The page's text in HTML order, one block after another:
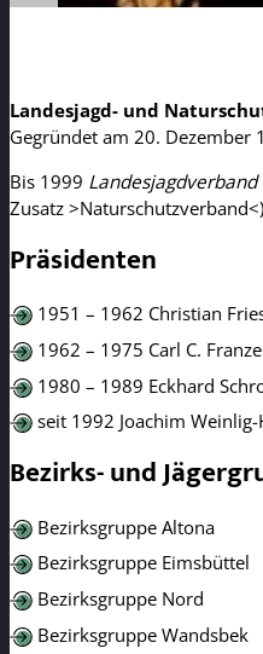
Landesjagd- und
Gegründet am 20. Dezember
Bis 1999
Zusatz >Naturschutzverband<)
Präsidenten
1951 – 1962 Christian
1962 – 1975 Carl C.
1980 – 1989 Eckhard
seit 1992 Joachim Weinlig-
Bezirks- und
Bezirksgruppe Altona
Bezirksgruppe Eimsbüttel
Bezirksgruppe Nord
Bezirksgruppe Wandsbek